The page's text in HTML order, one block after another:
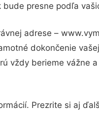
presne podľa
adrese –
dokončenie
vždy berieme vážne
Prezrite si aj